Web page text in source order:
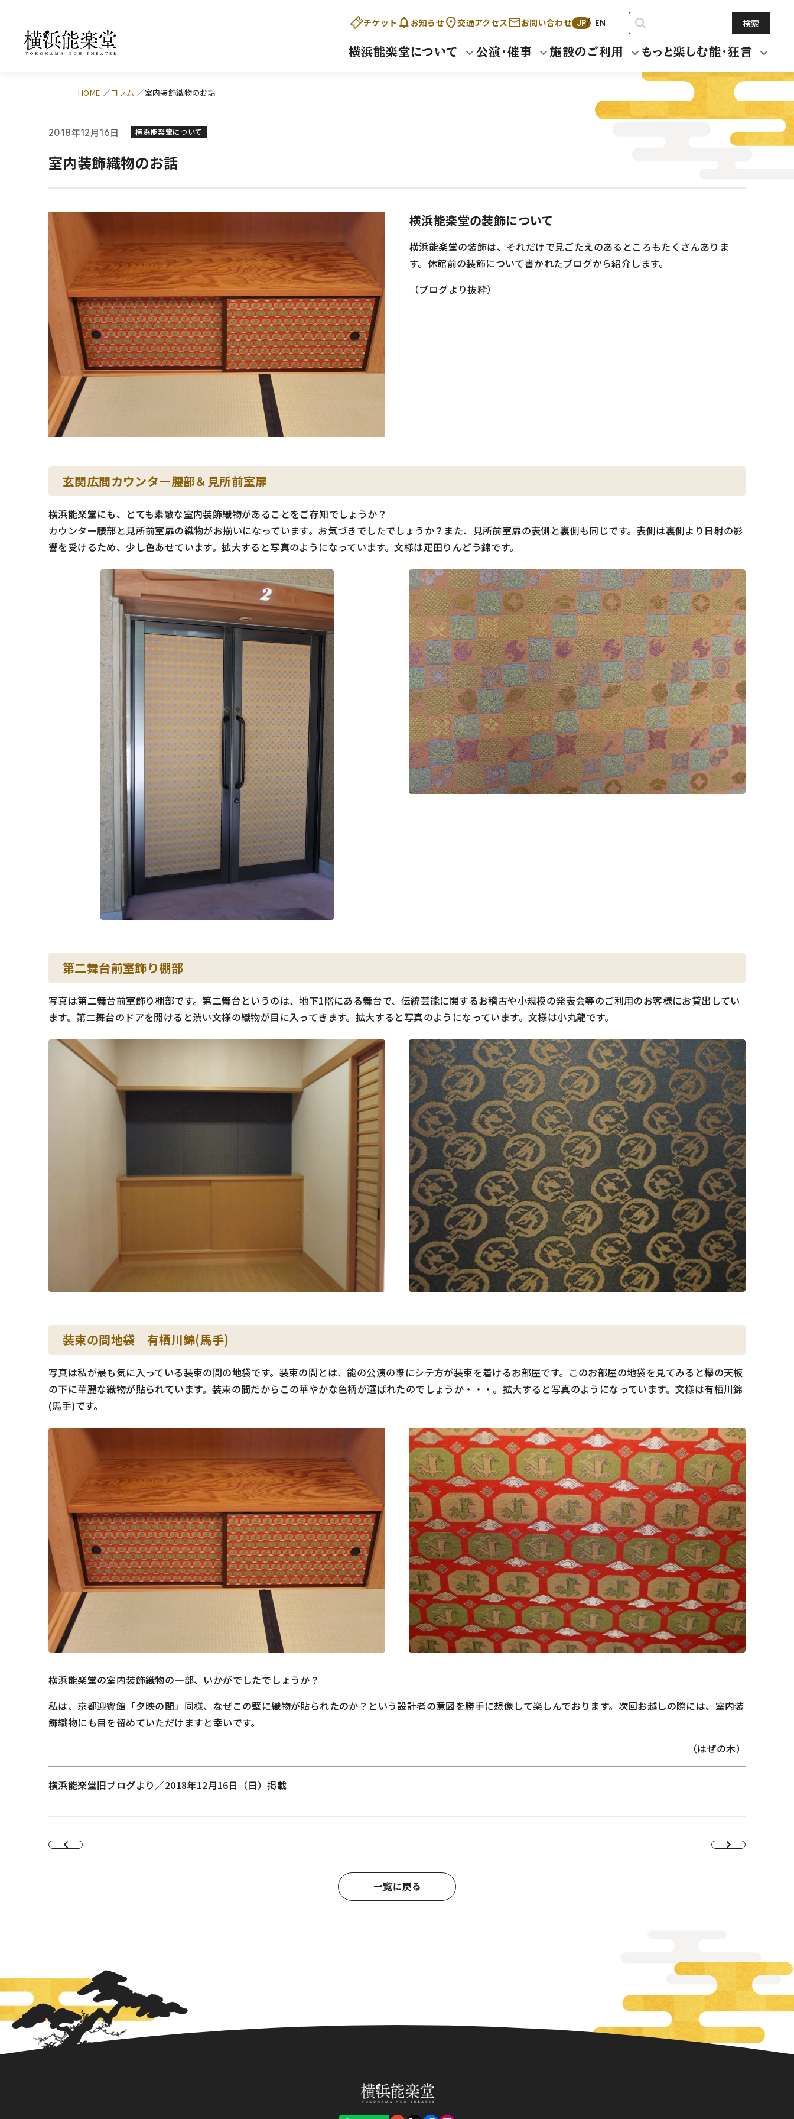
チケット お知らせ 交通アクセス お問い合わせ JP EN 検索
横浜能楽堂について 公演・催事 施設のご利用 もっと楽しむ能・狂言
HOME コラム 室内装飾織物のお話
2018年12月16日 横浜能楽堂について
室内装飾織物のお話
横浜能楽堂の装飾について
横浜能楽堂の装飾は、それだけで見ごたえのあるところもたくさんありま
す。休館前の装飾について書かれたブログから紹介します。
（ブログより抜粋）
玄関広間カウンター腰部＆見所前室扉
横浜能楽堂にも、とても素敵な室内装飾織物があることをご存知でしょうか？
カウンター腰部と見所前室扉の織物がお揃いになっています。お気づきでしたでしょうか？また、見所前室扉の表側と裏側も同じです。表側は裏側より日射の影
響を受けるため、少し色あせています。拡大すると写真のようになっています。文様は疋田りんどう錦です。
第二舞台前室飾り棚部
写真は第二舞台前室飾り棚部です。第二舞台というのは、地下1階にある舞台で、伝統芸能に関するお稽古や小規模の発表会等のご利用のお客様にお貸出してい
ます。第二舞台のドアを開けると渋い文様の織物が目に入ってきます。拡大すると写真のようになっています。文様は小丸龍です。
装束の間地袋 有栖川錦(馬手)
写真は私が最も気に入っている装束の間の地袋です。装束の間とは、能の公演の際にシテ方が装束を着けるお部屋です。このお部屋の地袋を見てみると欅の天板
の下に華麗な織物が貼られています。装束の間だからこの華やかな色柄が選ばれたのでしょうか・・・。拡大すると写真のようになっています。文様は有栖川錦
(馬手)です。
横浜能楽堂の室内装飾織物の一部、いかがでしたでしょうか？
私は、京都迎賓館「夕映の間」同様、なぜこの壁に織物が貼られたのか？という設計者の意図を勝手に想像して楽しんでおります。次回お越しの際には、室内装
飾織物にも目を留めていただけますと幸いです。
（はぜの木）
横浜能楽堂旧ブログより／2018年12月16日（日）掲載
一覧に戻る